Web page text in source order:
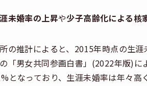
未婚率の上昇や少子高齢化による核
の推計によると、2015年時点の生
「男女共同参画白書」(2022年版)
となっており、生涯未婚率は年々高